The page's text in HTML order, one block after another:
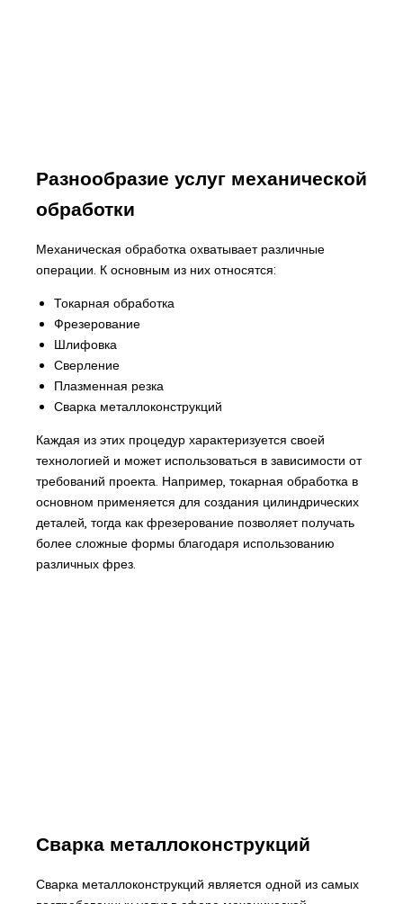
Разнообразие услуг механической
обработки
Механическая обработка охватывает различные
операции. К основным из них относятся:
Токарная обработка
Фрезерование
Шлифовка
Сверление
Плазменная резка
Сварка металлоконструкций
Каждая из этих процедур характеризуется своей
технологией и может использоваться в зависимости от
требований проекта. Например, токарная обработка в
основном применяется для создания цилиндрических
деталей, тогда как фрезерование позволяет получать
более сложные формы благодаря использованию
различных фрез.
Сварка металлоконструкций
Сварка металлоконструкций является одной из самых